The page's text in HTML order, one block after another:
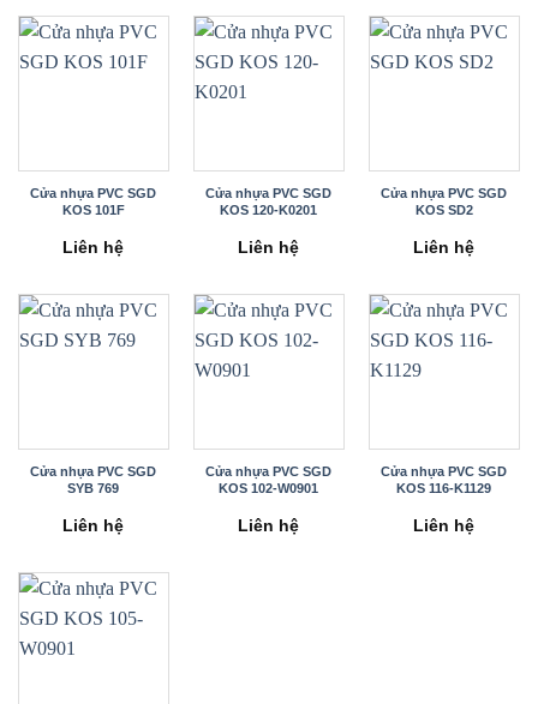
Cửa nhựa PVC SGD
KOS 101F
Liên hệ
Cửa nhựa PVC SGD
KOS 120-K0201
Liên hệ
Cửa nhựa PVC SGD
KOS SD2
Liên hệ
Cửa nhựa PVC SGD
SYB 769
Liên hệ
Cửa nhựa PVC SGD
KOS 102-W0901
Liên hệ
Cửa nhựa PVC SGD
KOS 116-K1129
Liên hệ